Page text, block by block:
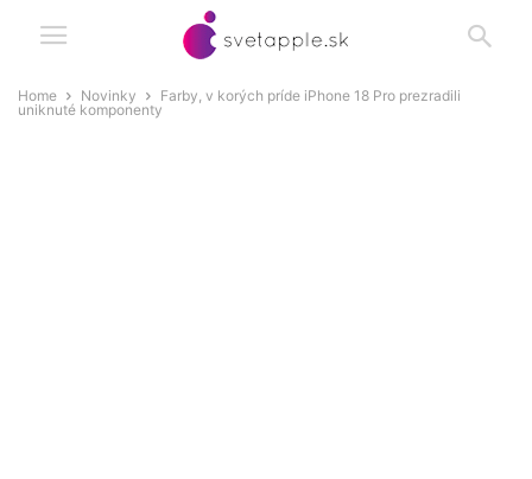
Home Novinky
Farby, v korých príde iPhone 18 Pro prezradili
uniknuté komponenty